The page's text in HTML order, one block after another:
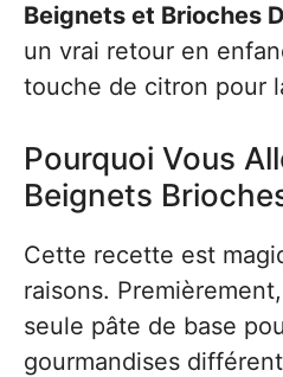
Beignets et Brioches
un vrai retour en
touche de citron pour
Pourquoi Vous
Beignets
Cette recette est
raisons.
seule pâte de base
gourmandises